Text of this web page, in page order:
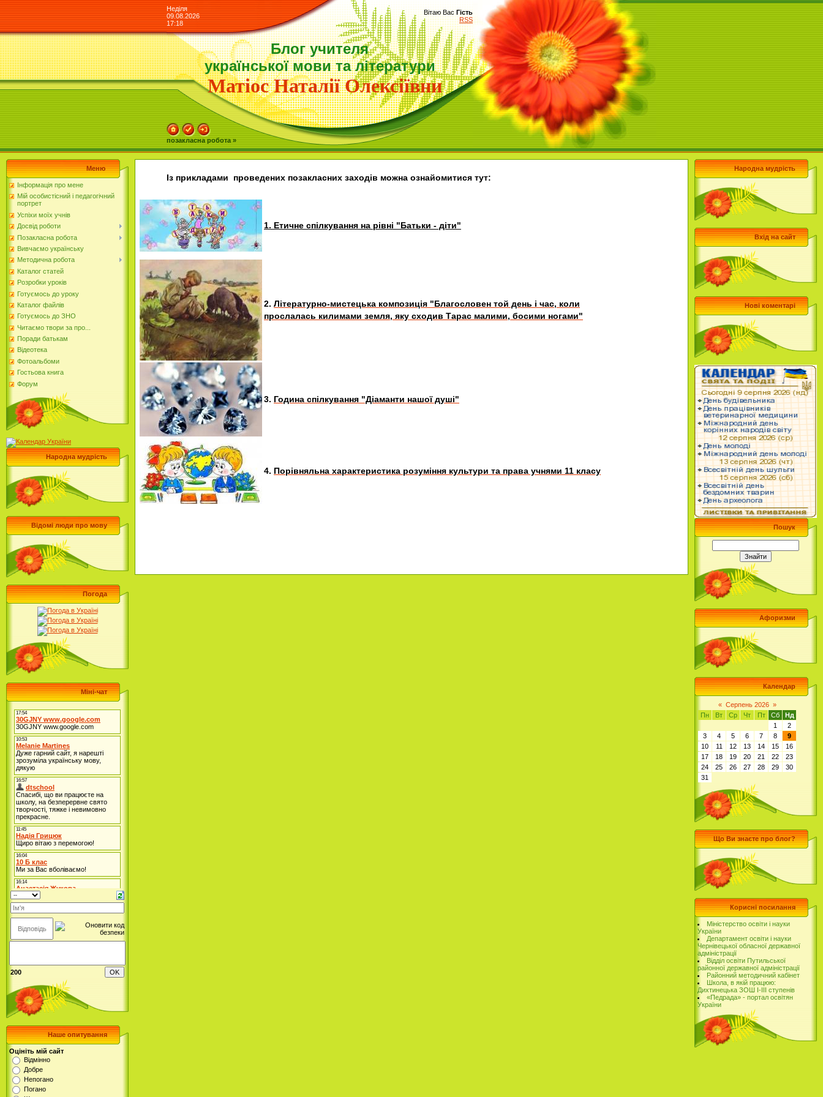
Неділя
09.08.2026
17:18
Вітаю Вас Гість
RSS
Блог учителя
української мови та літератури
Матіос Наталії Олексіївни
позакласна робота »
Меню
Інформація про мене
Мій особистісний і педагогічний
портрет
Успіхи моїх учнів
Досвід роботи
Позакласна робота
Вивчаємо українську
Методична робота
Каталог статей
Розробки уроків
Готуємось до уроку
Каталог файлів
Готуємось до ЗНО
Читаємо твори за про...
Поради батькам
Відеотека
Фотоальбоми
Гостьова книга
Форум
Народна мудрість
Відомі люди про мову
Погода
Міні-чат
200
Наше опитування
Оцініть мій сайт
Відмінно
Добре
Непогано
Погано
Із прикладами проведених позакласних заходів можна ознайомитися тут:
1. Етичне спілкування на рівні "Батьки - діти"
2. Літературно-мистецька композиція "Благословен той день і час, коли
прослалась килимами земля, яку сходив Тарас малими, босими ногами"
3. Година спілкування "Діаманти нашої душі"
4. Порівняльна характеристика розуміння культури та права учнями 11 класу
Народна мудрість
Вхід на сайт
Нові коментарі
Пошук
Афоризми
Календар
« Серпень 2026 »
Пн
Вт Ср Чт Пт Сб
Нд
1
2
3
4 5 6 7 8
9
10
11 12 13 14 15
16
17
18 19 20 21 22
23
24
25 26 27 28 29
30
31
Що Ви знаєте про блог?
Корисні посилання
Міністерство освіти і науки
України
Департамент освіти і науки
Чернівецької обласної державної
адміністрації
Відділ освіти Путильської
районної державної адміністрації
Районний методичний кабінет
Школа, в якій працюю:
Дихтинецька ЗОШ І-ІІІ ступенів
«Педрада» - портал освітян
України